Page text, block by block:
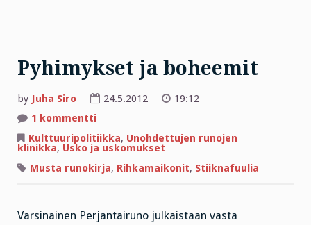
Pyhimykset ja boheemit
by Juha Siro 24.5.2012
19:12
1 kommenttiartikkeliin
ja
boheemit
Kulttuuripolitiikka, Unohdettujen runojen
klinikka, Usko ja uskomukset
Musta runokirja, Rihkamaikonit, Stiiknafuulia
Varsinainen Perjantairuno julkaistaan vasta